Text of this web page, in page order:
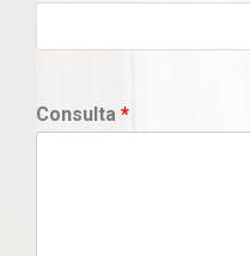
Consulta *